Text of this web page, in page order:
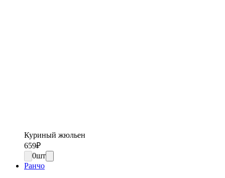
Куриный жюльен
659₽
0шт
Ранчо